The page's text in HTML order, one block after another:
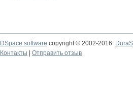
DSpace software copyright © 2002-2016
Контакты
Отправить отзыв